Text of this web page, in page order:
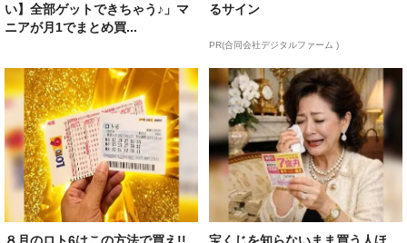
い】全部ゲットできちゃう♪」マ
ニアが月1でまとめ買...
るサイン
PR(合同会社デジタルファーム )